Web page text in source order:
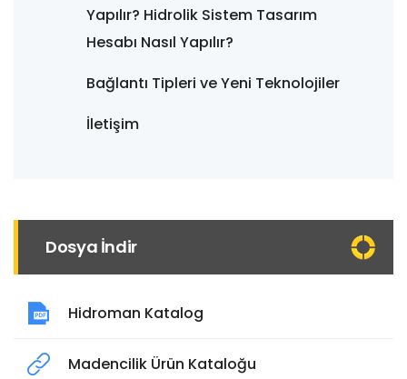
Yapılır? Hidrolik Sistem Tasarım
Hesabı Nasıl Yapılır?
Bağlantı Tipleri ve Yeni Teknolojiler
İletişim
Dosya İndir
Hidroman Katalog
Madencilik Ürün Kataloğu